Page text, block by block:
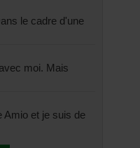
le cadre d'une
moi. Mais
Amio et je suis de